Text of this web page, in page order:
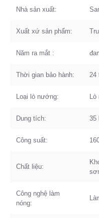
Nhà sản xuất:
Xuất xứ sản phẩm:
Năm ra mắt :
Thời gian bảo hành: 24
Loại lò nướng: Lò
Dung tích: 35
Công suất:
Chất liệu:
Công nghệ làm
nóng: